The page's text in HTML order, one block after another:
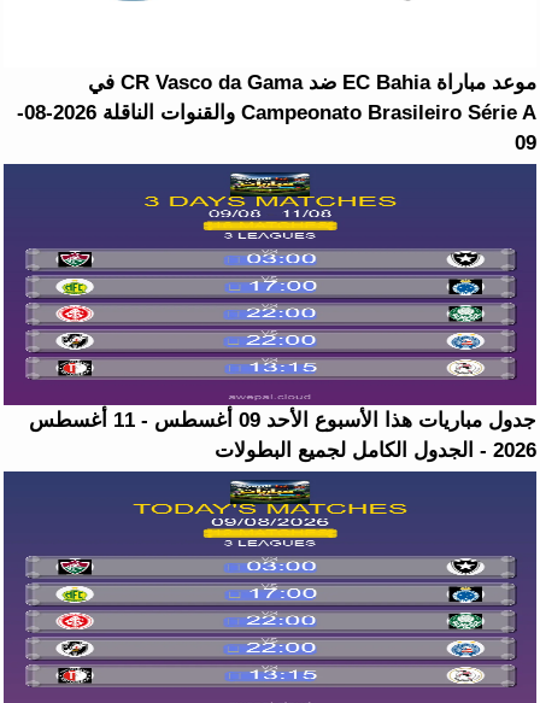
موعد مباراة EC Bahia ضد CR Vasco da Gama في
Campeonato Brasileiro Série A والقنوات الناقلة 2026-08-
09
جدول مباريات هذا الأسبوع الأحد 09 أغسطس - 11 أغسطس
2026 - الجدول الكامل لجميع البطولات